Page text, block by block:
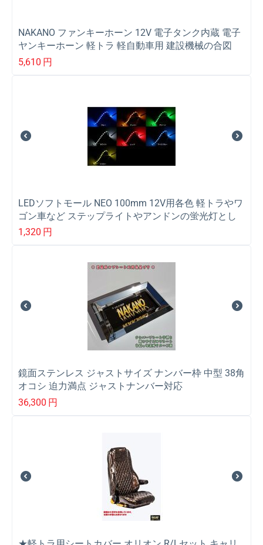
NAKANO ファンキーホーン 12V 電子タンク内蔵 電子
ヤンキーホーン 軽トラ 軽自動車用 建設機械の合図
5,610 円
LEDソフトモール NEO 100mm 12V用各色 軽トラやワ
ゴン車など ステップライトやアンドンの蛍光灯とし
て
1,320 円
鏡面ステンレス ジャストサイズ ナンバー枠 中型 38角
オコシ 迫力満点 ジャストナンバー対応
36,300 円